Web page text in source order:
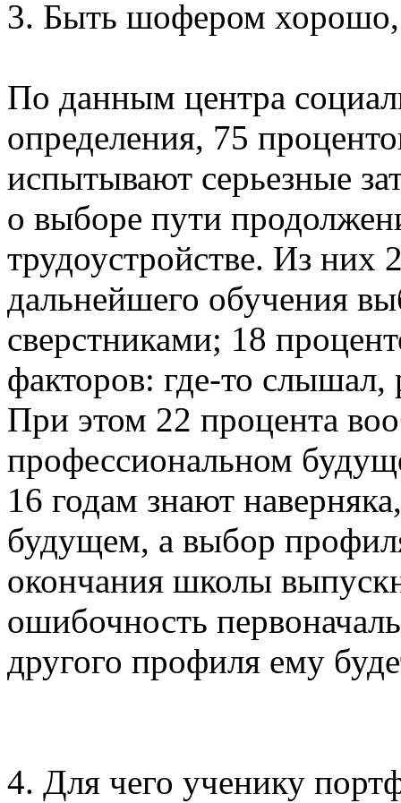
3. Быть шофером
По данным центра
определения, 75
испытывают серьезные
о выборе пути
трудоустройстве. Из них
дальнейшего обучения
сверстниками; 18
факторов: где-то слышал,
При этом 22 процента
профессиональном
16 годам знают
будущем, а выбор
окончания школы
ошибочность
другого профиля ему
4. Для чего ученику